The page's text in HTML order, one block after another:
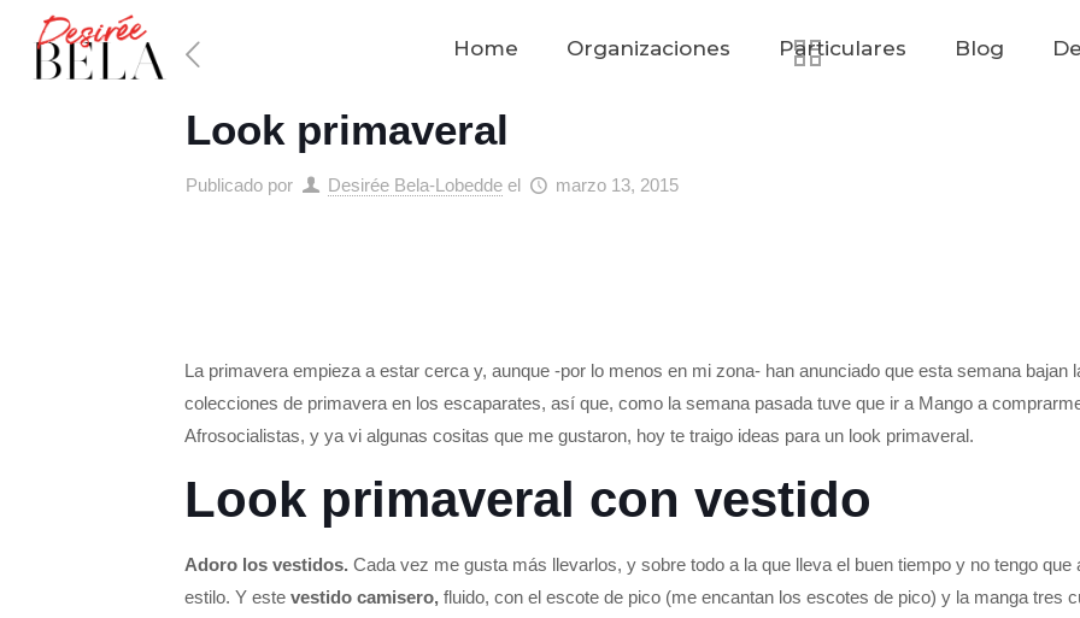
Home Organizaciones Particulares Blog
Look primaveral
Publicado por Desirée Bela-Lobedde el marzo 13, 2015
La primavera empieza a estar cerca y, aunque -por lo menos en mi zona- han anunciado que esta semana
colecciones de primavera en los escaparates, así que, como la semana pasada tuve que ir a Mango a
Afrosocialistas, y ya vi algunas cositas que me gustaron, hoy te traigo ideas para un look primaveral.
Look primaveral con vestido
Adoro los vestidos. Cada vez me gusta más llevarlos, y sobre todo a la que lleva el buen tiempo y no tengo
estilo. Y este vestido camisero,fluido, con el escote de pico (me encantan los escotes de pico) y la manga tres